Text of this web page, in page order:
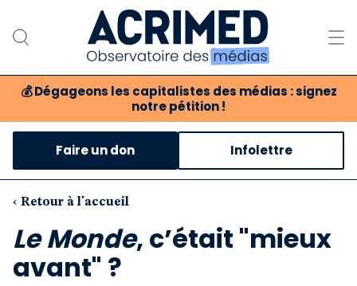
💰 Dégageons les capitalistes des médias : signez
notre pétition !
Notre association
Notre critique des médias
Nos propositions
Notre revue
Faire un don Infolettre
‹ Retour à l'accueil
Le Monde, c’était "mieux
avant" ?